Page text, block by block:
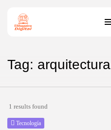
Tag: arquitectura
1 results found
Tecnología